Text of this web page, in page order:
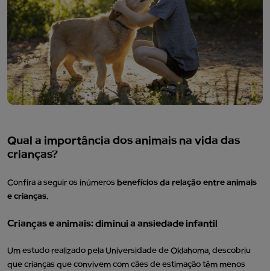
Qual a importância dos animais na vida das
crianças?
Confira a seguir os inúmeros benefícios da relação entre animais
e crianças.
Crianças e animais: diminui a ansiedade infantil
Um estudo realizado pela Universidade de Oklahoma, descobriu
que crianças que convivem com cães de estimação têm menos